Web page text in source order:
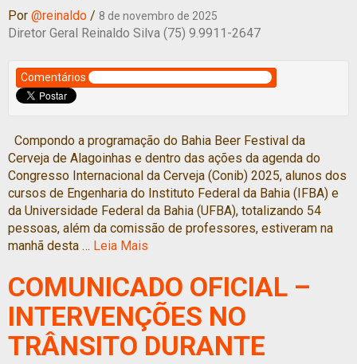
Por @reinaldo / 8 de novembro de 2025
Diretor Geral Reinaldo Silva (75) 9.9911-2647
Comentários
Compondo a programação do Bahia Beer Festival da
Cerveja de Alagoinhas e dentro das ações da agenda do
Congresso Internacional da Cerveja (Conib) 2025, alunos dos
cursos de Engenharia do Instituto Federal da Bahia (IFBA) e
da Universidade Federal da Bahia (UFBA), totalizando 54
pessoas, além da comissão de professores, estiveram na
manhã desta … Leia Mais
COMUNICADO OFICIAL –
INTERVENÇÕES NO
TRÂNSITO DURANTE